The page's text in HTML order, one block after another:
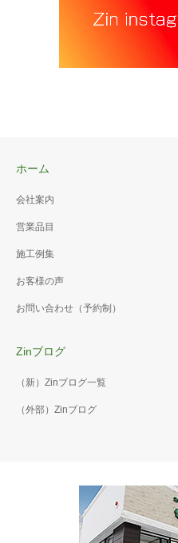
ホーム
会社案内
営業品目
施工例集
お客様の声
お問い合わせ（予約制）
Zinブログ
（新）Zinブログ一覧
（外部）Zinブログ